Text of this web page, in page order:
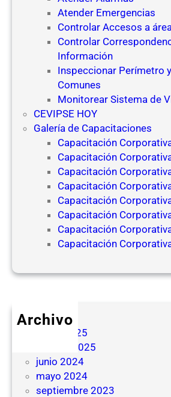
Atender Emergencias
Controlar Accesos a
Controlar
Información
Inspeccionar Perímetro
Comunes
Monitorear Sistema de
CEVIPSE HOY
Galería de Capacitaciones
Capacitación
Capacitación
Capacitación
Capacitación
Capacitación
Capacitación
Capacitación
Capacitación
Archivo
mayo 2025
febrero 2025
junio 2024
mayo 2024
septiembre 2023